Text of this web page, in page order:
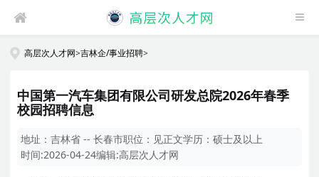
高层次人才网>吉林企/事业招聘>
中国第一汽车集团有限公司研发总院2026年春季
校园招聘信息
地址：吉林省 -- 长春市职位： 见正文学历：硕士及以上
时间:2026-04-24编辑:高层次人才网